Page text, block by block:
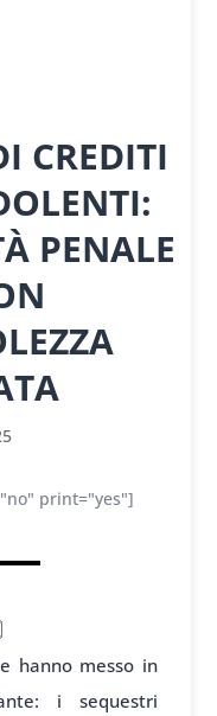
CREDITI
PENALE
print="yes"]
hanno messo in
i sequestri